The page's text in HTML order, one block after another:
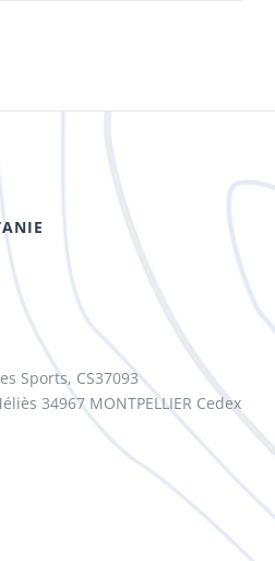
Sports, CS37093
34967 MONTPELLIER Cedex